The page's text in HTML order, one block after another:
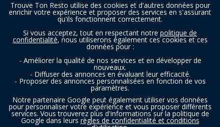
Trouve Ton Resto utilise des cookies et d'autres données pour
enrichir votre expérience et proposer des services en s'assurant
qu'ils fonctionnent correctement.
Si vous acceptez, tout en respectant notre politique de
confidentialité, nous utiliserons également ces cookies et ces
données pour :
- Améliorer la qualité de nos services et en développer de
nouveaux.
- Diffuser des annonces en évaluant leur efficacité.
- Proposer des annonces personnalisées en fonction de vos
paramètres.
Notre partenaire Google peut également utiliser vos données
pour personnaliser votre expérience et vous proposer différents
services. Vous trouverez plus d'informations sur la politique de
Google dans leurs règles de confidentialité et conditions
SUIVEZ-NOUS
Copyright © 2016 - 2026 trouvetonresto.be ‐ Tous droits réservés | JDC